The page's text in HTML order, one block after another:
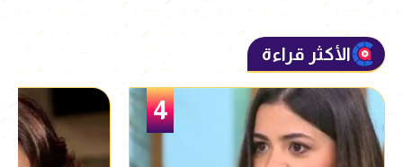
الأكثر قراءة
5